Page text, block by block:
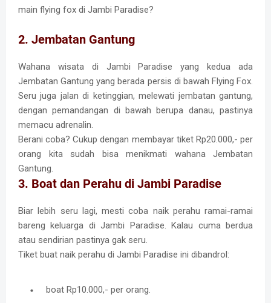
main flying fox di Jambi Paradise?
2. Jembatan Gantung
Wahana wisata di Jambi Paradise yang kedua ada
Jembatan Gantung yang berada persis di bawah Flying Fox.
Seru juga jalan di ketinggian, melewati jembatan gantung,
dengan pemandangan di bawah berupa danau, pastinya
memacu adrenalin.
Berani coba? Cukup dengan membayar tiket Rp20.000,- per
orang kita sudah bisa menikmati wahana Jembatan
Gantung.
3. Boat dan Perahu di Jambi Paradise
Biar lebih seru lagi, mesti coba naik perahu ramai-ramai
bareng keluarga di Jambi Paradise. Kalau cuma berdua
atau sendirian pastinya gak seru.
Tiket buat naik perahu di Jambi Paradise ini dibandrol:
boat Rp10.000,- per orang.